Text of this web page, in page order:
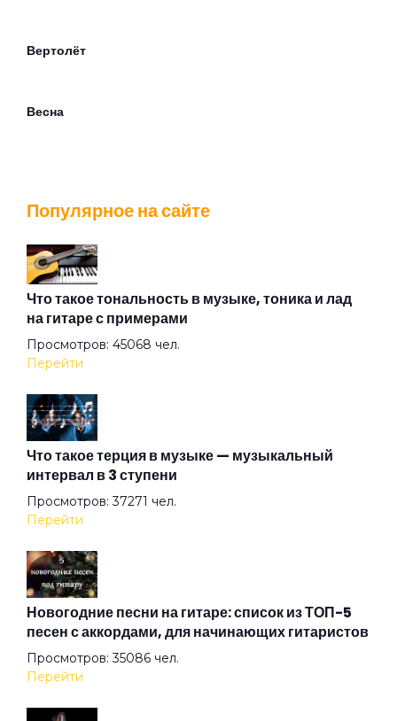
Вертолёт
Весна
Взгляд туманный пьёт нирвану
Вот же это слово
Вот и тень моя...
Вот и я не иду до конца
Всё остальное дым
Всё хорошо!
Популярное на сайте
Что такое тональность в музыке, тоника и лад
на гитаре с примерами
Просмотров: 45068 чел.
Перейти
Что такое терция в музыке — музыкальный
интервал в 3 ступени
Просмотров: 37271 чел.
Перейти
Новогодние песни на гитаре: список из ТОП-5
песен с аккордами, для начинающих гитаристов
Просмотров: 35086 чел.
Перейти